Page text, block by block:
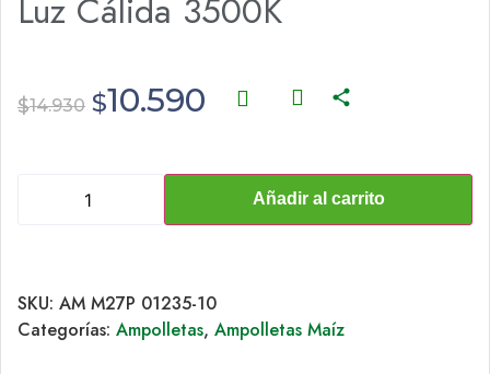
Luz Cálida 3500K
$14.930 $10.590
Añadir al carrito
SKU: AM M27P 01235-10
Categorías: Ampolletas, Ampolletas Maíz